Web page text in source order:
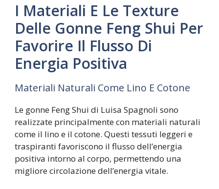
I Materiali E Le Texture
Delle Gonne Feng Shui Per
Favorire Il Flusso Di
Energia Positiva
Materiali Naturali Come Lino E Cotone
Le gonne Feng Shui di Luisa Spagnoli sono
realizzate principalmente con materiali naturali
come il lino e il cotone. Questi tessuti leggeri e
traspiranti favoriscono il flusso dell’energia
positiva intorno al corpo, permettendo una
migliore circolazione dell’energia vitale.